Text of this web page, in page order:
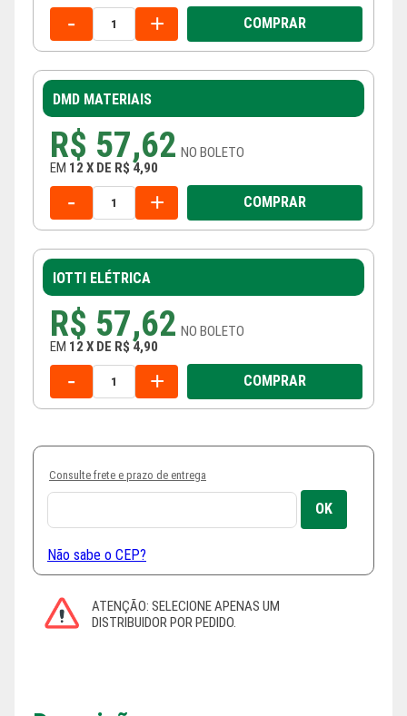
- + COMPRAR
DMD MATERIAIS
R$ 57,62 NO BOLETO
EM 12 X DE R$ 4,90
- + COMPRAR
IOTTI ELÉTRICA
R$ 57,62 NO BOLETO
EM 12 X DE R$ 4,90
- + COMPRAR
Consulte frete e prazo de entrega
Não sabe o CEP?